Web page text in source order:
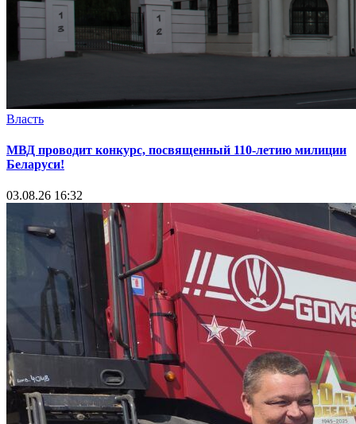
Власть
МВД проводит конкурс, посвященный 110-летию милиции
Беларуси!
03.08.26 16:32